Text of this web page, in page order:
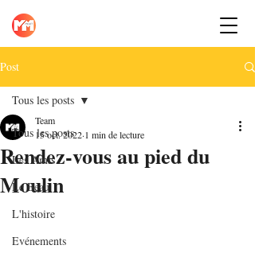
Post
Tous les posts
Les Amis
Le Beau
L'histoire
Evénements
Tous les posts
Rendez-vous au pied du
Moulin
Team
15 oct. 2022 1 min de lecture